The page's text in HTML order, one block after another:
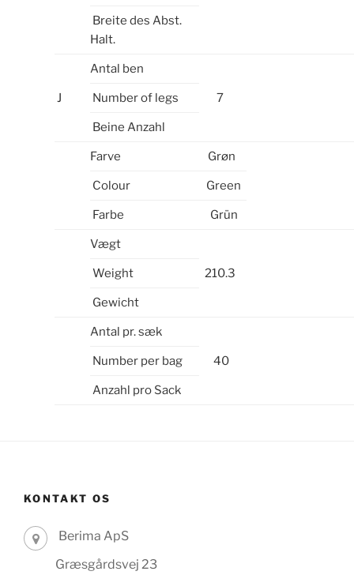
Breite des Abst.
Halt.
J
Antal ben
7
Number of legs
Beine Anzahl
Farve Grøn
Colour Green
Farbe Grün
Vægt
210.3
Weight
Gewicht
Antal pr. sæk
40
Number per bag
Anzahl pro Sack
KONTAKT OS
Berima ApS
Græsgårdsvej 23